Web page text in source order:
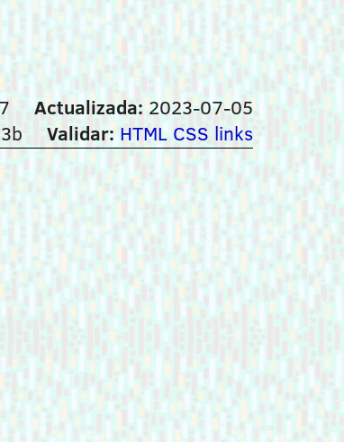
Actualizada: 2023-07-05
Validar: HTML CSS links